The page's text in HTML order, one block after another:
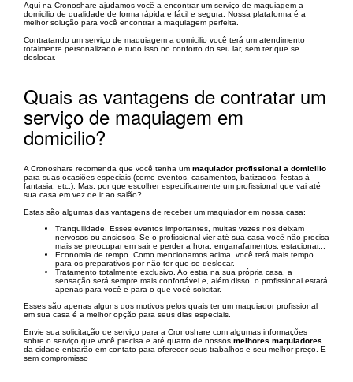
Aqui na Cronoshare ajudamos você a encontrar um serviço de maquiagem a
domicilio de qualidade de forma rápida e fácil e segura. Nossa plataforma é a
melhor solução para você encontrar a maquiagem perfeita.
Contratando um serviço de maquiagem a domicilio você terá um atendimento
totalmente personalizado e tudo isso no conforto do seu lar, sem ter que se
deslocar.
Quais as vantagens de contratar um
serviço de maquiagem em
domicilio?
A Cronoshare recomenda que você tenha um maquiador profissional a domicilio
para suas ocasiões especiais (como eventos, casamentos, batizados, festas à
fantasia, etc.). Mas, por que escolher especificamente um profissional que vai até
sua casa em vez de ir ao salão?
Estas são algumas das vantagens de receber um maquiador em nossa casa:
Tranquilidade. Esses eventos importantes, muitas vezes nos deixam
nervosos ou ansiosos. Se o profissional vier até sua casa você não precisa
mais se preocupar em sair e perder a hora, engarrafamentos, estacionar...
Economia de tempo. Como mencionamos acima, você terá mais tempo
para os preparativos por não ter que se deslocar.
Tratamento totalmente exclusivo. Ao estra na sua própria casa, a
sensação será sempre mais confortável e, além disso, o profissional estará
apenas para você e para o que você solicitar.
Esses são apenas alguns dos motivos pelos quais ter um maquiador profissional
em sua casa é a melhor opção para seus dias especiais.
Envie sua solicitação de serviço para a Cronoshare com algumas informações
sobre o serviço que você precisa e até quatro de nossos melhores maquiadores
da cidade entrarão em contato para oferecer seus trabalhos e seu melhor preço. E
sem compromisso